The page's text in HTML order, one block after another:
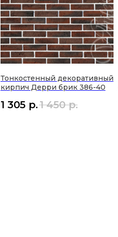
Тонкостенный декоративный
кирпич Дерри брик 386-40
1 305 р.1 450 р.